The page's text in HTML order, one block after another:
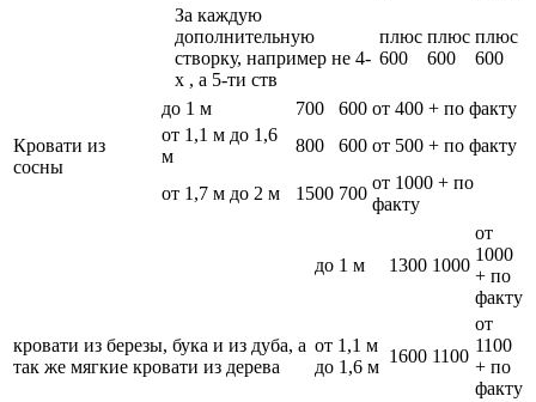
За каждую
дополнительную
створку, например не 4-
х , а 5-ти ств
плюс
600
плюс
600
плюс
600
Кровати из
сосны
до 1 м 700 600 от 400 + по факту
от 1,1 м до 1,6
м
800 600 от 500 + по факту
от 1,7 м до 2 м 1500 700
от 1000 + по
факту
кровати из березы, бука и из дуба, а
так же мягкие кровати из дерева
до 1 м 1300 1000
от
1000
+ по
факту
от 1,1 м
до 1,6 м
1600 1100
от
1100
+ по
факту